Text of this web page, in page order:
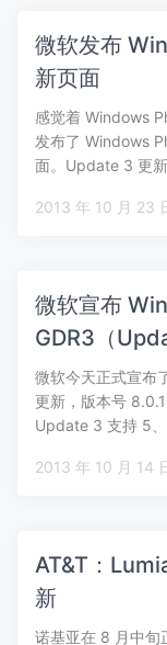
微软发布
新页面
感觉着 Windows
发布了 Windows
面。Update 3 更
微软宣布
GDR3（
微软今天正式宣布
更新，版本号
Update 3 支持 5
AT&T：
新
诺基亚在 8 月中旬